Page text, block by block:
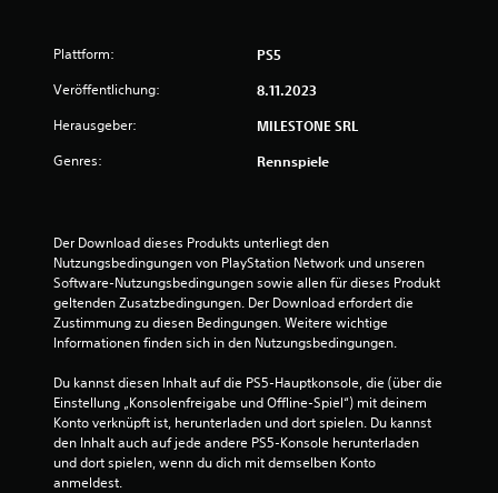
n
Plattform: PS5
Veröffentlichung: 8.11.2023
Herausgeber: MILESTONE SRL
Genres: Rennspiele
Der Download dieses Produkts unterliegt den
Nutzungsbedingungen von PlayStation Network und unseren
Software-Nutzungsbedingungen sowie allen für dieses Produkt
geltenden Zusatzbedingungen. Der Download erfordert die
Zustimmung zu diesen Bedingungen. Weitere wichtige
Informationen finden sich in den Nutzungsbedingungen.
Du kannst diesen Inhalt auf die PS5-Hauptkonsole, die (über die
Einstellung „Konsolenfreigabe und Offline-Spiel“) mit deinem
Konto verknüpft ist, herunterladen und dort spielen. Du kannst
den Inhalt auch auf jede andere PS5-Konsole herunterladen
und dort spielen, wenn du dich mit demselben Konto
anmeldest.